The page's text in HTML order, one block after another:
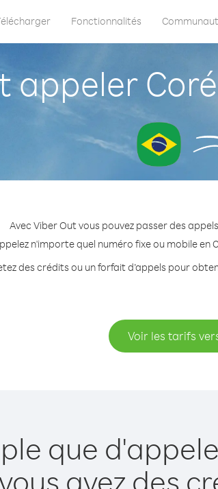
Fonctionnalités
appeler
Avec Viber Out vous pouvez passer des
n'importe quel numéro fixe ou mobile en
des crédits ou un forfait d’appels pour
Voir les tarifs
que
avez des